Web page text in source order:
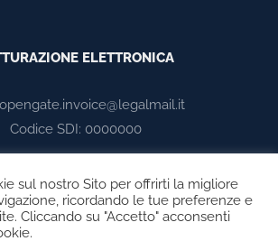
ELETTRONICA
opengate.invoice@legalmail.it
Codice SDI: 0000000
sul nostro Sito per offrirti la migliore
ricordando le tue preferenze e
Cliccando su "Accetto" acconsenti